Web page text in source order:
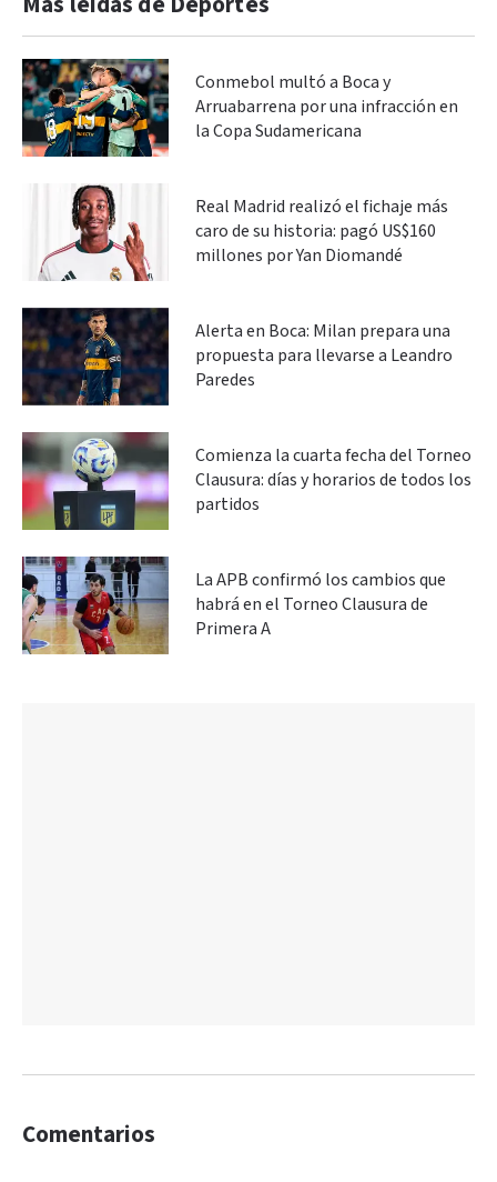
Conmebol multó a Boca y
Arruabarrena por una infracción en
la Copa Sudamericana
Real Madrid realizó el fichaje más
caro de su historia: pagó US$160
millones por Yan Diomandé
Alerta en Boca: Milan prepara una
propuesta para llevarse a Leandro
Paredes
Comienza la cuarta fecha del Torneo
Clausura: días y horarios de todos los
partidos
La APB confirmó los cambios que
habrá en el Torneo Clausura de
Primera A
Comentarios